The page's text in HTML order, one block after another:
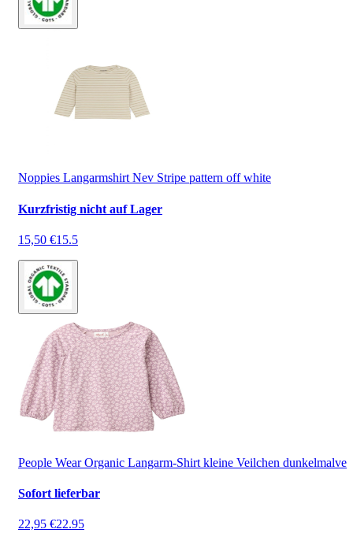
Noppies Langarmshirt Nev Stripe pattern off white
Kurzfristig nicht auf Lager
15,50 €15.5
People Wear Organic Langarm-Shirt kleine Veilchen dunkelmalve
Sofort lieferbar
22,95 €22.95